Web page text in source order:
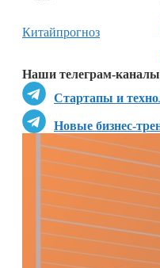
Наши телеграм-
Стартапы и
Новые бизнес-
Китайпрогноз